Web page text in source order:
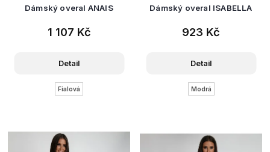
Dámský overal ANAIS
1 107 Kč
Detail
Fialová
Dámský overal ISABELLA
923 Kč
Detail
Modrá